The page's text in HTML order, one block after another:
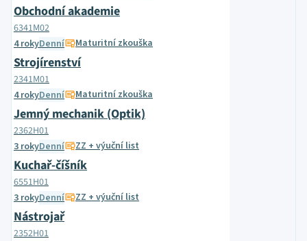
Obchodní akademie
6341M02
4 rokyDenní Maturitní zkouška
Strojírenství
2341M01
4 rokyDenní Maturitní zkouška
Jemný mechanik (Optik)
2362H01
3 rokyDenní ZZ + výuční list
Kuchař-číšník
6551H01
3 rokyDenní ZZ + výuční list
Nástrojař
2352H01